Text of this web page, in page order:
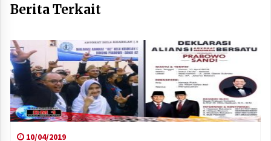
Berita Terkait
10/04/2019